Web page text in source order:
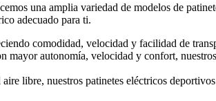
una amplia variedad de modelos de
adecuado para ti.
comodidad, velocidad y facilidad de
mayor autonomía, velocidad y confort,
libre, nuestros patinetes eléctricos